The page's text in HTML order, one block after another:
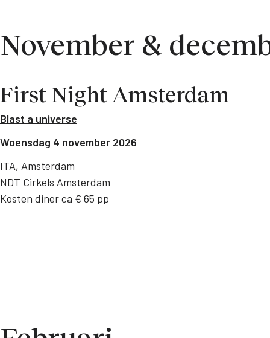
November &
First Night Amsterdam
Blast a universe
Woensdag 4 november 2026
ITA, Amsterdam
NDT Cirkels Amsterdam
Kosten diner ca € 65 pp